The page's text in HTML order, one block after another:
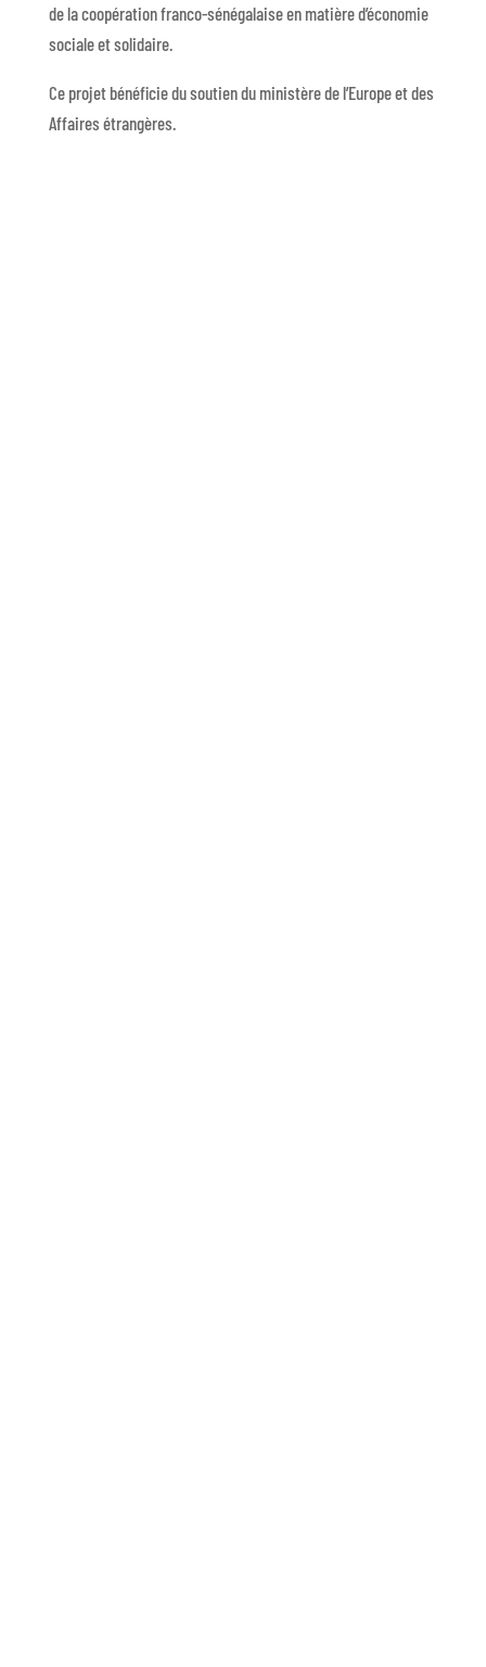
de la coopération franco-sénégalaise en matière d’économie
sociale et solidaire.
Ce projet bénéficie du soutien du ministère de l’Europe et des
Affaires étrangères.